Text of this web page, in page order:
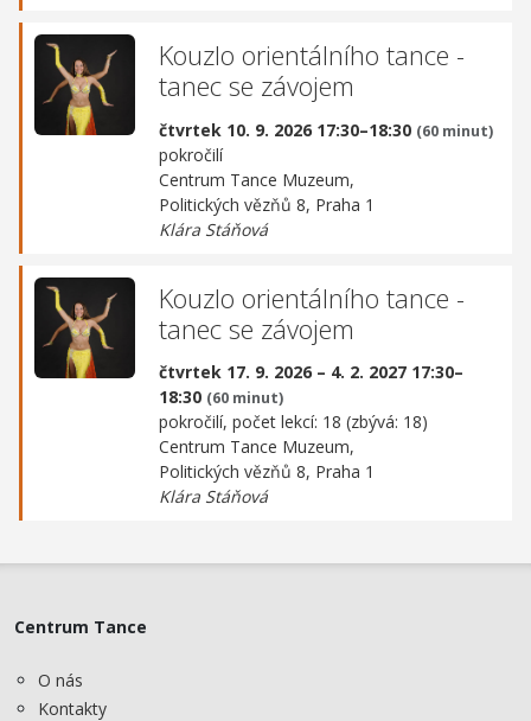
Kouzlo orientálního tance -
tanec se závojem
čtvrtek 10. 9. 2026 17:30–18:30 (60 minut)
pokročilí
Centrum Tance Muzeum,
Politických vězňů 8, Praha 1
Klára Stáňová
Kouzlo orientálního tance -
tanec se závojem
čtvrtek 17. 9. 2026 – 4. 2. 2027 17:30–
18:30 (60 minut)
pokročilí, počet lekcí: 18 (zbývá: 18)
Centrum Tance Muzeum,
Politických vězňů 8, Praha 1
Klára Stáňová
Centrum Tance
O nás
Kontakty